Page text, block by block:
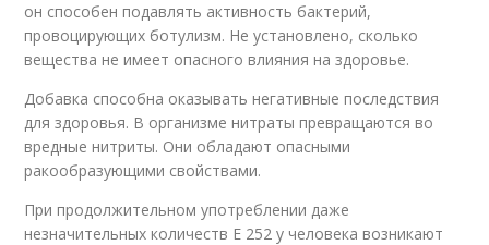
он способен подавлять активность бактерий,
провоцирующих ботулизм. Не установлено, сколько
вещества не имеет опасного влияния на здоровье.
Добавка способна оказывать негативные последствия
для здоровья. В организме нитраты превращаются во
вредные нитриты. Они обладают опасными
ракообразующими свойствами.
При продолжительном употреблении даже
незначительных количеств Е 252 у человека возникают